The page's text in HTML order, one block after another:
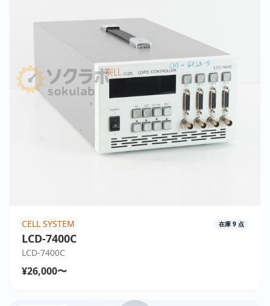
CELL SYSTEM 在庫 9 点
LCD-7400C
LCD-7400C
¥26,000〜